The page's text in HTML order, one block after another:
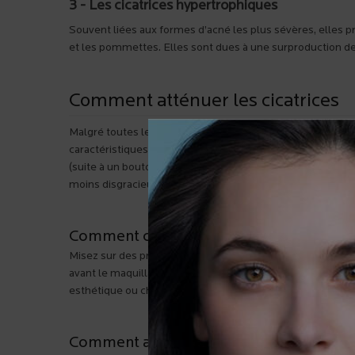
3 - Les cicatrices hypertrophiques
Souvent liées aux formes d’acné les plus sévères,
et les pommettes. Elles sont dues à une surproduction
Comment atténuer les cicatrices
Malgré toutes les précautions prises, il arrive qu’une
caractéristiques. Une cicatrice superficielle s’effacera en
(suite à un bouton qu’on a percé ou à une inflammation
moins disgracieuses. Mais rien n’est joué! À preuve ces
Comment camoufler les marques et les
Misez sur des produits de maquillage non-comédogènes
avant le maquillage, contribue également à atténuer les
esthétique ou chez un dermatologue, peut être aussi
Comment atténuer les cicatrices